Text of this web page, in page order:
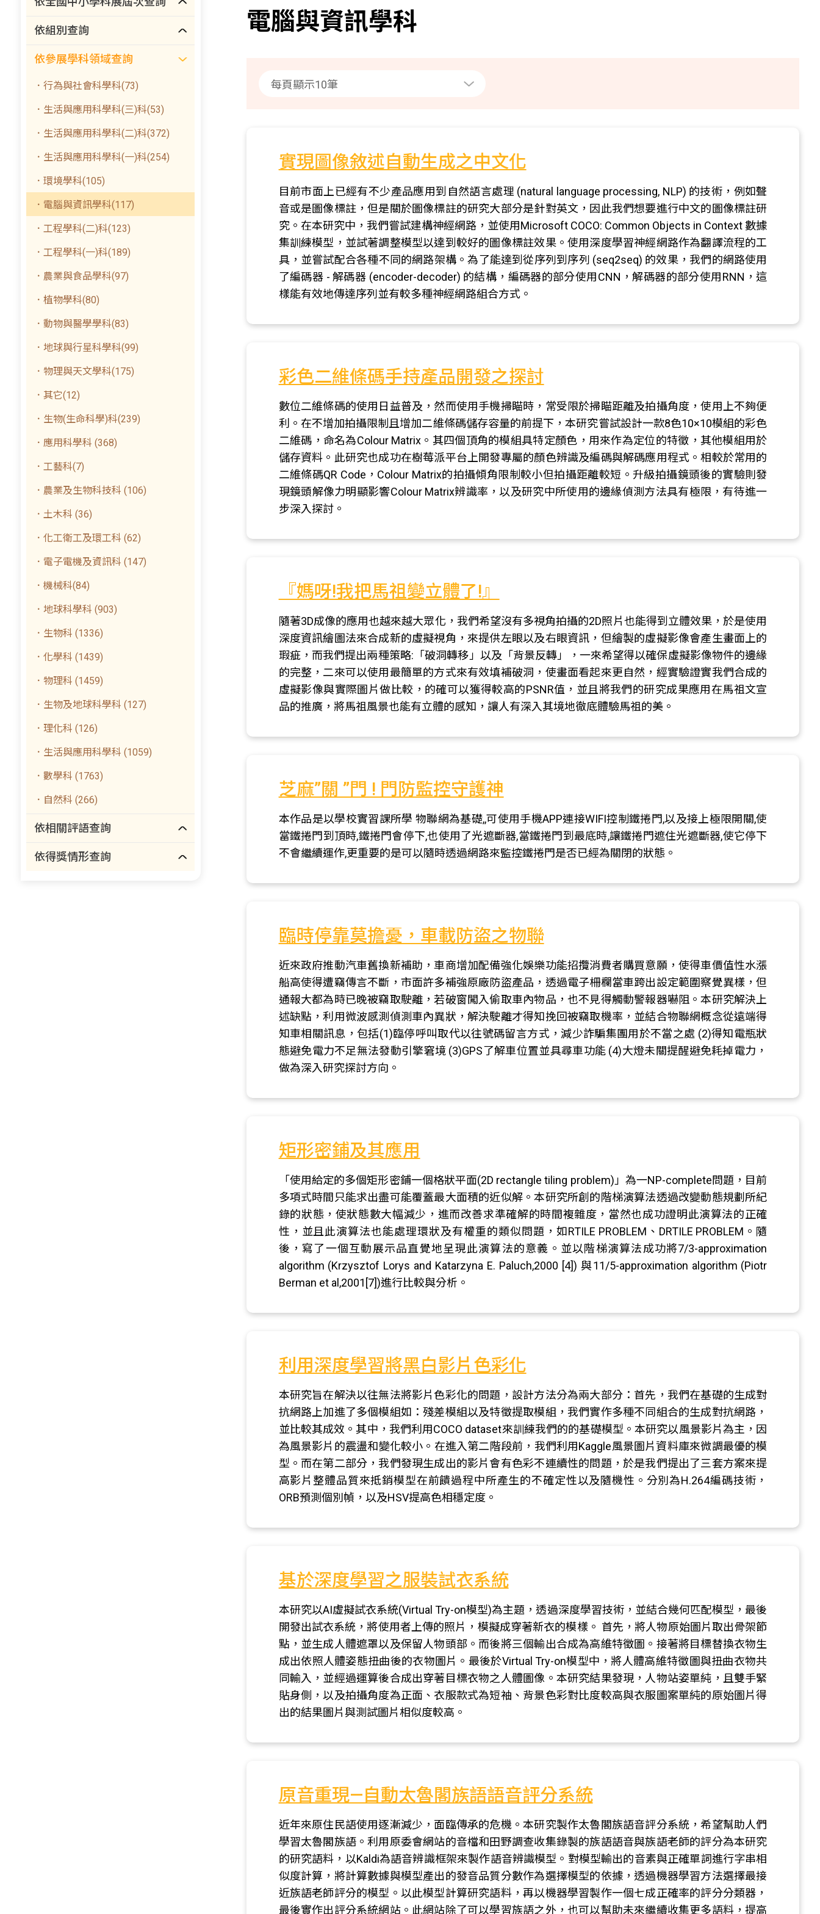
依組別查詢
依參展學科領域查詢
．行為與社會科學科(73)
．生活與應用科學科(三)科(53)
．生活與應用科學科(二)科(372)
．生活與應用科學科(一)科(254)
．環境學科(105)
．電腦與資訊學科(117)
．工程學科(二)科(123)
．工程學科(一)科(189)
．農業與食品學科(97)
．植物學科(80)
．動物與醫學學科(83)
．地球與行星科學科(99)
．物理與天文學科(175)
．其它(12)
．生物(生命科學)科(239)
．應用科學科 (368)
．工藝科(7)
．農業及生物科技科 (106)
．土木科 (36)
．化工衛工及環工科 (62)
．電子電機及資訊科 (147)
．機械科(84)
．地球科學科 (903)
．生物科 (1336)
．化學科 (1439)
．物理科 (1459)
．生物及地球科學科 (127)
．理化科 (126)
．生活與應用科學科 (1059)
．數學科 (1763)
．自然科 (266)
依相關評語查詢
依得獎情形查詢
電腦與資訊學科
實現圖像敘述自動生成之中文化
目前市面上已經有不少產品應用到自然語言處理 (natural language processing, NLP) 的技術，例如聲
音或是圖像標註，但是關於圖像標註的研究大部分是針對英文，因此我們想要進行中文的圖像標註研
究。在本研究中，我們嘗試建構神經網路，並使用Microsoft COCO: Common Objects in Context 數據
集訓練模型，並試著調整模型以達到較好的圖像標註效果。使用深度學習神經網路作為翻譯流程的工
具，並嘗試配合各種不同的網路架構。為了能達到從序列到序列 (seq2seq) 的效果，我們的網路使用
了編碼器 - 解碼器 (encoder-decoder) 的結構，編碼器的部分使用CNN，解碼器的部分使用RNN，這
樣能有效地傳達序列並有較多種神經網路組合方式。
彩色二維條碼手持產品開發之探討
數位二維條碼的使用日益普及，然而使用手機掃瞄時，常受限於掃瞄距離及拍攝角度，使用上不夠便
利。在不增加拍攝限制且增加二維條碼儲存容量的前提下，本研究嘗試設計一款8色10×10模組的彩色
二維碼，命名為Colour Matrix。其四個頂角的模組具特定顏色，用來作為定位的特徵，其他模組用於
儲存資料。此研究也成功在樹莓派平台上開發專屬的顏色辨識及編碼與解碼應用程式。相較於常用的
二維條碼QR Code，Colour Matrix的拍攝傾角限制較小但拍攝距離較短。升級拍攝鏡頭後的實驗則發
現鏡頭解像力明顯影響Colour Matrix辨識率，以及研究中所使用的邊緣偵測方法具有極限，有待進一
步深入探討。
『媽呀!我把馬祖變立體了!』
隨著3D成像的應用也越來越大眾化，我們希望沒有多視角拍攝的2D照片也能得到立體效果，於是使用
深度資訊繪圖法來合成新的虛擬視角，來提供左眼以及右眼資訊，但繪製的虛擬影像會產生畫面上的
瑕疵，而我們提出兩種策略:「破洞轉移」以及「背景反轉」，一來希望得以確保虛擬影像物件的邊緣
的完整，二來可以使用最簡單的方式來有效填補破洞，使畫面看起來更自然，經實驗證實我們合成的
虛擬影像與實際圖片做比較，的確可以獲得較高的PSNR值，並且將我們的研究成果應用在馬祖文宣
品的推廣，將馬祖風景也能有立體的感知，讓人有深入其境地徹底體驗馬祖的美。
芝麻”關 ”門 ! 門防監控守護神
本作品是以學校實習課所學 物聯網為基礎,,可使用手機APP連接WIFI控制鐵捲門,以及接上極限開關,使
當鐵捲門到頂時,鐵捲門會停下,也使用了光遮斷器,當鐵捲門到最底時,讓鐵捲門遮住光遮斷器,使它停下
不會繼續運作,更重要的是可以隨時透過網路來監控鐵捲門是否已經為關閉的狀態。
臨時停靠莫擔憂，車載防盜之物聯
近來政府推動汽車舊換新補助，車商增加配備強化娛樂功能招攬消費者購買意願，使得車價值性水漲
船高使得遭竊傳言不斷，市面許多補強原廠防盜產品，透過電子柵欄當車跨出設定範圍察覺異樣，但
通報大都為時已晚被竊取駛離，若破窗闖入偷取車內物品，也不見得觸動警報器嚇阻。本研究解決上
述缺點，利用微波感測偵測車內異狀，解決駛離才得知挽回被竊取機率，並結合物聯網概念從遠端得
知車相關訊息，包括(1)臨停呼叫取代以往號碼留言方式，減少詐騙集團用於不當之處 (2)得知電瓶狀
態避免電力不足無法發動引擎窘境 (3)GPS了解車位置並具尋車功能 (4)大燈未關提醒避免耗掉電力，
做為深入研究探討方向。
矩形密鋪及其應用
「使用給定的多個矩形密鋪一個格狀平面(2D rectangle tiling problem)」為一NP-complete問題，目前
多項式時間只能求出盡可能覆蓋最大面積的近似解。本研究所創的階梯演算法透過改變動態規劃所紀
錄的狀態，使狀態數大幅減少，進而改善求準確解的時間複雜度，當然也成功證明此演算法的正確
性，並且此演算法也能處理環狀及有權重的類似問題，如RTILE PROBLEM、DRTILE PROBLEM。隨
後，寫了一個互動展示品直覺地呈現此演算法的意義。並以階梯演算法成功將7/3-approximation
algorithm (Krzysztof Lorys and Katarzyna E. Paluch,2000 [4]) 與11/5-approximation algorithm (Piotr
Berman et al,2001[7])進行比較與分析。
利用深度學習將黑白影片色彩化
本研究旨在解決以往無法將影片色彩化的問題，設計方法分為兩大部分：首先，我們在基礎的生成對
抗網路上加進了多個模組如：殘差模組以及特徵提取模組，我們實作多種不同組合的生成對抗網路，
並比較其成效。其中，我們利用COCO dataset來訓練我們的的基礎模型。本研究以風景影片為主，因
為風景影片的震盪和變化較小。在進入第二階段前，我們利用Kaggle風景圖片資料庫來微調最優的模
型。而在第二部分，我們發現生成出的影片會有色彩不連續性的問題，於是我們提出了三套方案來提
高影片整體品質來抵銷模型在前饋過程中所產生的不確定性以及隨機性。分別為H.264編碼技術，
ORB預測個別幀，以及HSV提高色相穩定度。
基於深度學習之服裝試衣系統
本研究以AI虛擬試衣系統(Virtual Try-on模型)為主題，透過深度學習技術，並結合幾何匹配模型，最後
開發出試衣系統，將使用者上傳的照片，模擬成穿著新衣的模樣。 首先，將人物原始圖片取出骨架節
點，並生成人體遮罩以及保留人物頭部。而後將三個輸出合成為高維特徵圖。接著將目標替換衣物生
成出依照人體姿態扭曲後的衣物圖片。最後於Virtual Try-on模型中，將人體高維特徵圖與扭曲衣物共
同輸入，並經過運算後合成出穿著目標衣物之人體圖像。本研究結果發現，人物站姿單純，且雙手緊
貼身側，以及拍攝角度為正面、衣服款式為短袖、背景色彩對比度較高與衣服圖案單純的原始圖片得
出的結果圖片與測試圖片相似度較高。
原音重現—自動太魯閣族語語音評分系統
近年來原住民語使用逐漸減少，面臨傳承的危機。本研究製作太魯閣族語音評分系統，希望幫助人們
學習太魯閣族語。利用原委會網站的音檔和田野調查收集錄製的族語語音與族語老師的評分為本研究
的研究語料，以Kaldi為語音辨識框架來製作語音辨識模型。對模型輸出的音素與正確單詞進行字串相
似度計算，將計算數據與模型產出的發音品質分數作為選擇模型的依據，透過機器學習方法選擇最接
近族語老師評分的模型。以此模型計算研究語料，再以機器學習製作一個七成正確率的評分分類器，
最後實作出評分系統網站。此網站除了可以學習族語之外，也可以幫助未來繼續收集更多語料，提高